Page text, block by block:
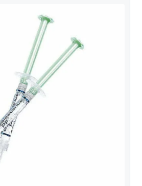
$55.201